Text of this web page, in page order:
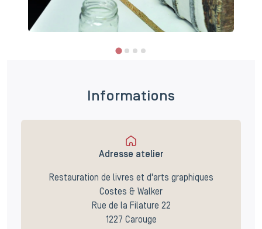
Informations
Adresse atelier
Restauration de livres et d'arts graphiques
Costes & Walker
Rue de la Filature 22
1227 Carouge